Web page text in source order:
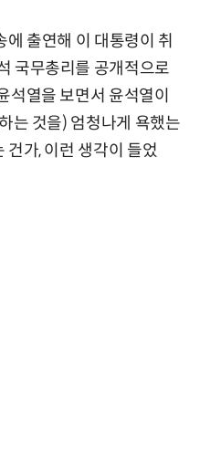
출연해 이 대통령이 취
국무총리를 공개적으로
석열을 보면서 윤석열이
는 것을) 엄청나게 욕했는
건가, 이런 생각이 들었